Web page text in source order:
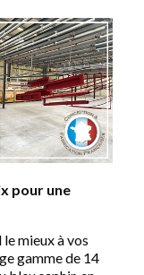
pour une
mieux à vos
gamme de 14